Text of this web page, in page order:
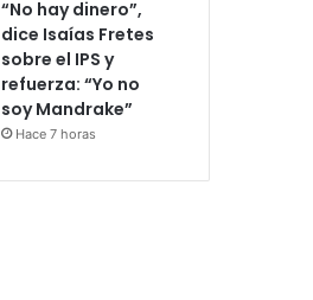
“No hay dinero”,
dice Isaías Fretes
sobre el IPS y
refuerza: “Yo no
soy Mandrake”
Hace 7 horas